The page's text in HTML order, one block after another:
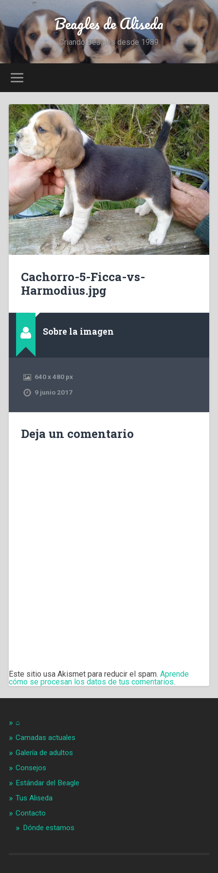
Beagles de Aliseda
Criando Beagles desde 1989
Cachorro-5-Ficca-vs-
Harmodius.jpg
Sobre la imagen
640x480 px
9 junio 2017
Deja un comentario
Este sitio usa Akismet para reducir el spam. Aprende
cómo se procesan los datos de tus comentarios.
⌂
Camadas actuales
Galería de adultos
Consejos
Estándar del Beagle
Tus Aliseda
Contacto
Dónde estamos